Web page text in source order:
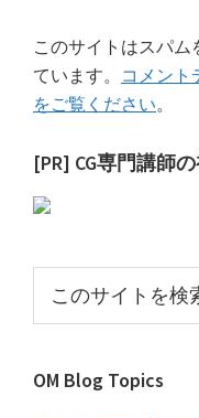
このサイトはスパム
ています。 コメント
をご覧ください。
最
初
サ
イ
バ
[PR] CG専門講師
ト
OM Blog Topics